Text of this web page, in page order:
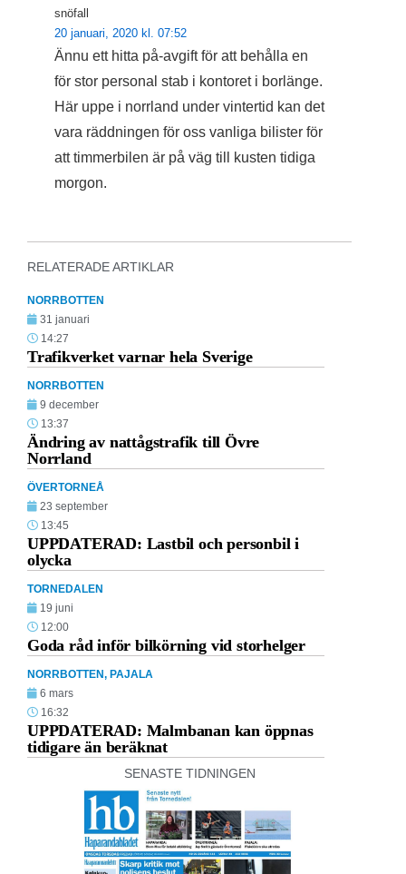
snöfall
20 januari, 2020 kl. 07:52
Ännu ett hitta på-avgift för att behålla en
för stor personal stab i kontoret i borlänge.
Här uppe i norrland under vintertid kan det
vara räddningen för oss vanliga bilister för
att timmerbilen är på väg till kusten tidiga
morgon.
RELATERADE ARTIKLAR
NORRBOTTEN
31 januari
14:27
Trafikverket varnar hela Sverige
NORRBOTTEN
9 december
13:37
Ändring av nattågstrafik till Övre
Norrland
ÖVERTORNEÅ
23 september
13:45
UPPDATERAD: Lastbil och personbil i
olycka
TORNEDALEN
19 juni
12:00
Goda råd inför bilkörning vid storhelger
NORRBOTTEN, PAJALA
6 mars
16:32
UPPDATERAD: Malmbanan kan öppnas
tidigare än beräknat
SENASTE TIDNINGEN